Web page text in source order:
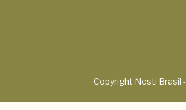
Copyright Nesti Brasil